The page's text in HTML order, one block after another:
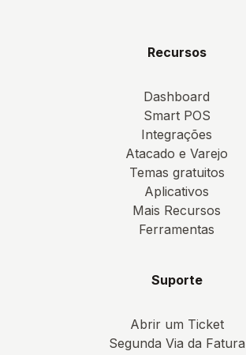
Recursos
Dashboard
Smart POS
Integrações
Atacado e Varejo
Temas gratuitos
Aplicativos
Mais Recursos
Ferramentas
Suporte
Abrir um Ticket
Segunda Via da Fatura